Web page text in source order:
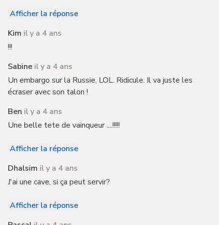
Afficher la réponse
Kim il y a 4 ans
!!!
Sabine il y a 4 ans
Un embargo sur la Russie, LOL. Ridicule. Il va juste les
écraser avec son talon !
Ben il y a 4 ans
Une belle tete de vainqueur ....!!!!!
Afficher la réponse
Dhalsim il y a 4 ans
J'ai une cave, si ça peut servir?
Afficher la réponse